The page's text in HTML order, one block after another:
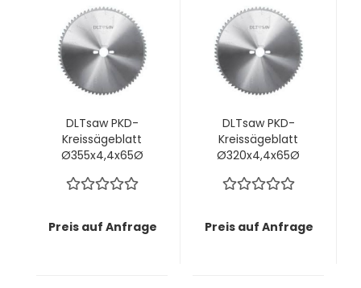
DLTsaw PKD-
Kreissägeblatt
Ø355x4,4x65Ø
Saubere Schnitte
zähen Materialien
Preis auf Anfrage
DLTsaw PKD-
Kreissägeblatt
Ø320x4,4x65Ø
Saubere Schnitte
zähen Materialien
Preis auf Anfrage